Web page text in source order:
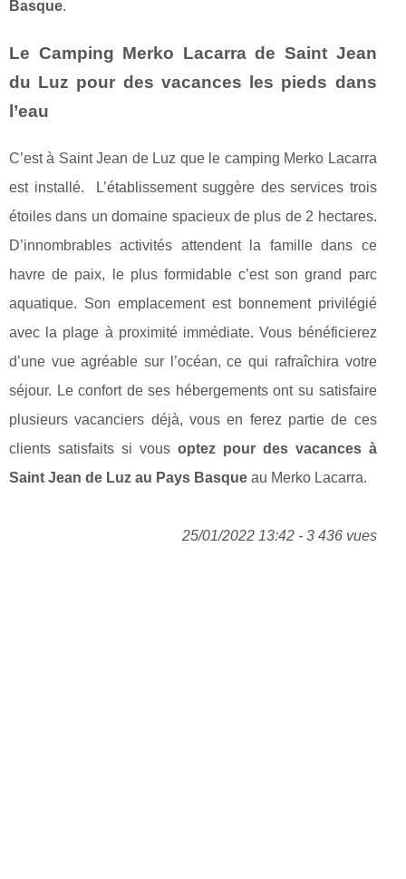
Basque.
Le Camping Merko Lacarra de Saint Jean
du Luz pour des vacances les pieds dans
l’eau
C’est à Saint Jean de Luz que le camping Merko Lacarra
est installé. L’établissement suggère des services trois
étoiles dans un domaine spacieux de plus de 2 hectares.
D’innombrables activités attendent la famille dans ce
havre de paix, le plus formidable c’est son grand parc
aquatique. Son emplacement est bonnement privilégié
avec la plage à proximité immédiate. Vous bénéficierez
d’une vue agréable sur l’océan, ce qui rafraîchira votre
séjour. Le confort de ses hébergements ont su satisfaire
plusieurs vacanciers déjà, vous en ferez partie de ces
clients satisfaits si vous optez pour des vacances à
Saint Jean de Luz au Pays Basque au Merko Lacarra.
25/01/2022 13:42 - 3 436 vues